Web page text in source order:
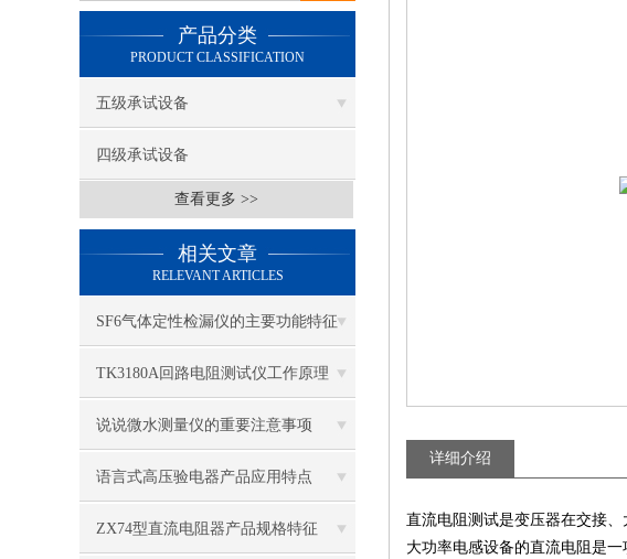
产品分类
PRODUCT CLASSIFICATION
五级承试设备
四级承试设备
查看更多 >>
相关文章
RELEVANT ARTICLES
SF6气体定性检漏仪的主要功能特征
TK3180A回路电阻测试仪工作原理
说说微水测量仪的重要注意事项
语言式高压验电器产品应用特点
ZX74型直流电阻器产品规格特征
详细介绍
直流电阻测试是变压器在交接
大功率电感设备的直流电阻是